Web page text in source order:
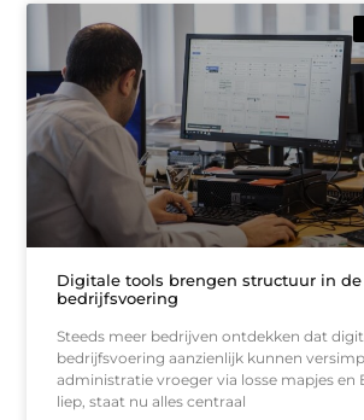
Digitale tools brengen structuur in de
bedrijfsvoering
Steeds meer bedrijven ontdekken dat
bedrijfsvoering aanzienlijk kunnen
administratie vroeger via losse mapjes en
liep, staat nu alles centraal